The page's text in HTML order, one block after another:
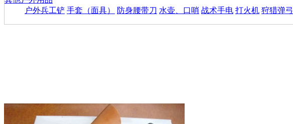
户外兵工铲 手套（面具） 防身腰带刀 水壶、口哨 战术手电 打火机 狩猎弹弓